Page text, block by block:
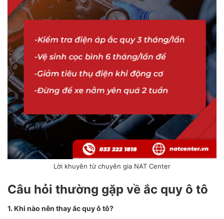
Lời khuyên từ chuyên gia NAT Center
Câu hỏi thường gặp về ắc quy ô tô
1. Khi nào nên thay ắc quy ô tô?